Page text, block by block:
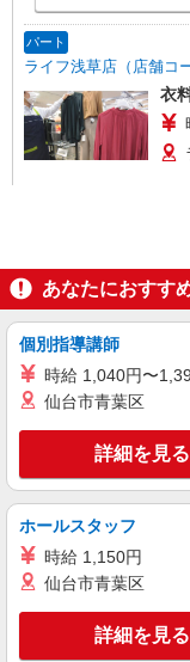
パート
ライフ浅草店（店舗コ
衣
ライフ浅草店（店舗コ
レ
キープ
パート
ライフ新御徒町店（店
あなたにおすす
個別指導講師
時給 1,040円〜
仙台市青葉区
詳細を見る
ホールスタッフ
時給 1,150円
仙台市青葉区
詳細を見る